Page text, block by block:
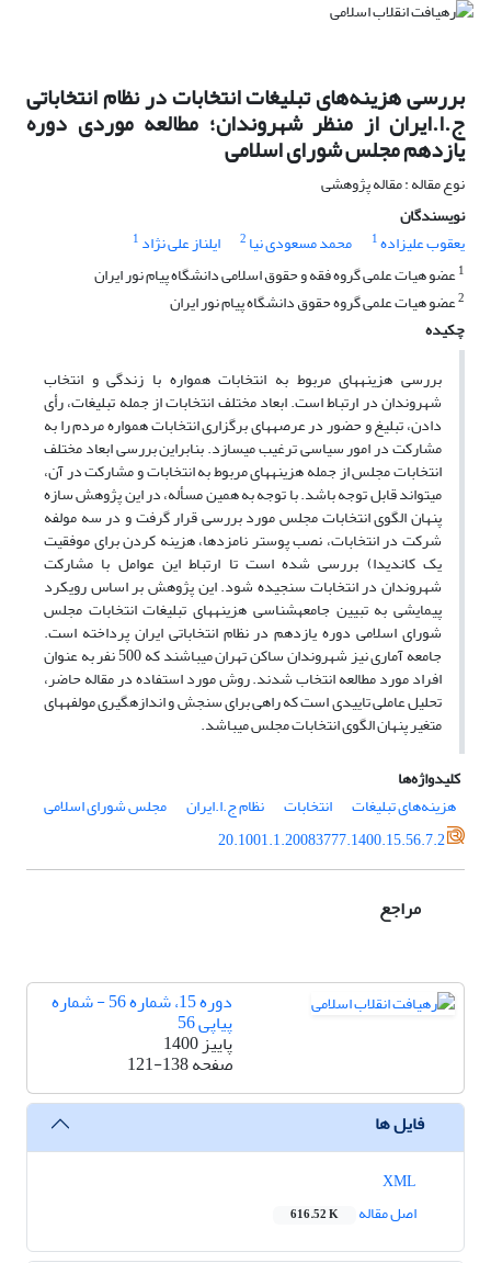
بررسی هزینه‌های تبلیغات انتخابات در نظام انتخاباتی
ج.ا.ایران از منظر شهروندان؛ مطالعه موردی دوره
یازدهم مجلس شورای اسلامی
نوع مقاله : مقاله پژوهشی
نویسندگان
یعقوب علیزاده1 محمد مسعودی نیا 2 ایلناز علی نژاد 1
1عضو هیات علمی گروه فقه و حقوق اسلامی دانشگاه پیام نور ایران
2عضو هیات علمی گروه حقوق دانشگاه پیام نور ایران
چکیده
بررسی هزینه­های مربوط به انتخابات همواره با زندگی و انتخاب
شهروندان در ارتباط است. ابعاد مختلف انتخابات از جمله تبلیغات، رأی
دادن، تبلیغ و حضور در عرصه­های برگزاری انتخابات همواره مردم را به
مشارکت در امور سیاسی ترغیب می­سازد. بنابراین بررسی ابعاد مختلف
انتخابات مجلس از جمله هزینه­های مربوط به انتخابات و مشارکت در آن،
می­تواند قابل توجه باشد. با توجه به همین مسأله، در این پژوهش سازه
پنهان الگوی انتخابات مجلس مورد بررسی قرار گرفت و در سه مولفه
شرکت در انتخابات، نصب پوستر نامزدها، هزینه کردن برای موفقیت
یک کاندیدا) بررسی شده است تا ارتباط این عوامل با مشارکت
شهروندان در انتخابات سنجیده شود. این پژوهش بر اساس رویکرد
پیمایشی به تبیین جامعه­شناسی هزینه­های تبلیغات انتخابات مجلس
شورای اسلامی دوره یازدهم در نظام انتخاباتی ایران پرداخته است.
جامعه آماری نیز شهروندان ساکن تهران می­باشند که 500 نفر به عنوان
افراد مورد مطالعه انتخاب شدند. روش مورد استفاده در مقاله حاضر،
تحلیل عاملی تاییدی است که راهی برای سنجش و اندازه­گیری مولفه­های
متغیر پنهان الگوی انتخابات مجلس می­باشد.
کلیدواژه‌ها
هزینه‌های تبلیغات
انتخابات نظام ج.ا.ایران
مجلس شورای اسلامی
20.1001.1.20083777.1400.15.56.7.2
مراجع
دوره 15، شماره 56 - شماره
پیاپی 56
پاییز 1400
صفحه121-138
فایل ها
اصل مقاله
616.52 K